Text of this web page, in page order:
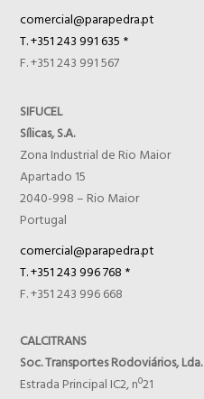
comercial@parapedra.pt
T. +351 243 991 635 *
F. +351 243 991 567
SIFUCEL
Sílicas, S.A.
Zona Industrial de Rio Maior
Apartado 15
2040-998 – Rio Maior
Portugal
comercial@parapedra.pt
T. +351 243 996 768 *
F. +351 243 996 668
CALCITRANS
Soc. Transportes Rodoviários, Lda.
Estrada Principal IC2, nº21